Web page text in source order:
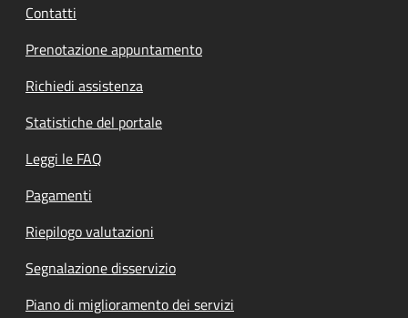
Contatti
Prenotazione appuntamento
Richiedi assistenza
Statistiche del portale
Leggi le FAQ
Pagamenti
Riepilogo valutazioni
Segnalazione disservizio
Piano di miglioramento dei servizi